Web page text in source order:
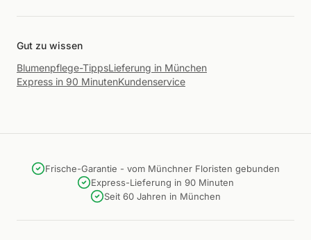
Gut zu wissen
Blumenpflege-TippsLieferung in München
Express in 90 MinutenKundenservice
Frische-Garantie - vom Münchner Floristen gebunden
Express-Lieferung in 90 Minuten
Seit 60 Jahren in München